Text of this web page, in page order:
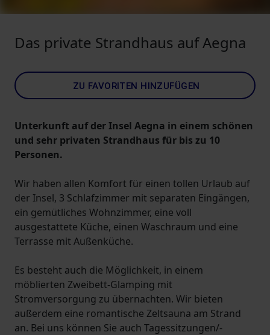
Das private Strandhaus auf Aegna
ZU FAVORITEN HINZUFÜGEN
Unterkunft auf der Insel Aegna in einem schönen
und sehr privaten Strandhaus für bis zu 10
Personen.
Wir haben allen Komfort für einen tollen Urlaub auf
der Insel, 3 Schlafzimmer mit separaten Eingängen,
ein gemütliches Wohnzimmer, eine voll
ausgestattete Küche, einen Waschraum und eine
Terrasse mit Außenküche.
Es besteht auch die Möglichkeit, in einem
möblierten Zweibett-Glamping mit
Stromversorgung zu übernachten. Wir bieten
außerdem eine romantische Zeltsauna am Strand
an. Bei uns können Sie auch Tagessitzungen/-